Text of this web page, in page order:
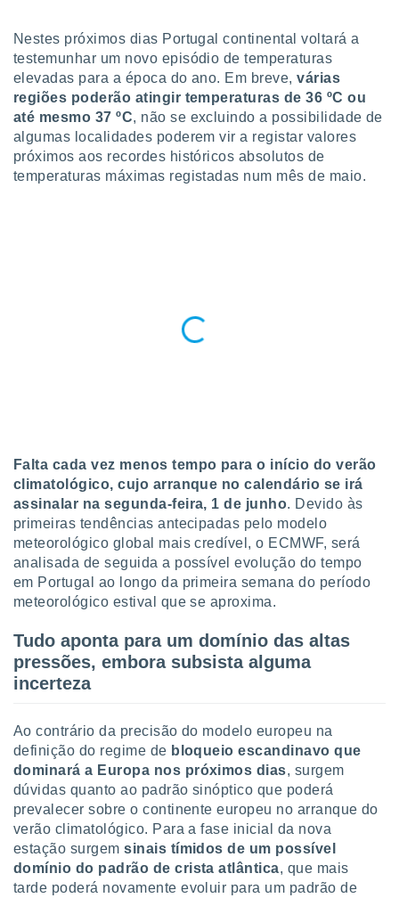
com
Pode
nossa
e
a
caso,
de que
para
não
o
Pode
de
ao
através
Nestes próximos dias Portugal continental voltará a
testemunhar um novo episódio de temperaturas
elevadas para a época do ano. Em breve,várias
regiões poderão atingir temperaturas de 36 ºC ou
até mesmo 37 ºC, não se excluindo a possibilidade de
algumas localidades poderem vir a registar valores
próximos aos recordes históricos absolutos de
temperaturas máximas registadas num mês de maio.
Falta cada vez menos tempo para o início do verão
climatológico, cujo arranque no calendário se irá
assinalar na segunda-feira, 1 de junho. Devido às
primeiras tendências antecipadas pelo modelo
meteorológico global mais credível, o ECMWF, será
analisada de seguida a possível evolução do tempo
em Portugal ao longo da primeira semana do período
meteorológico estival que se aproxima.
Tudo aponta para um domínio das altas
pressões, embora subsista alguma
incerteza
Ao contrário da precisão do modelo europeu na
definição do regime de bloqueio escandinavo que
dominará a Europa nos próximos dias, surgem
dúvidas quanto ao padrão sinóptico que poderá
prevalecer sobre o continente europeu no arranque do
verão climatológico. Para a fase inicial da nova
estação surgemsinais tímidos de um possível
domínio do padrão de crista atlântica, que mais
tarde poderá novamente evoluir para um padrão de